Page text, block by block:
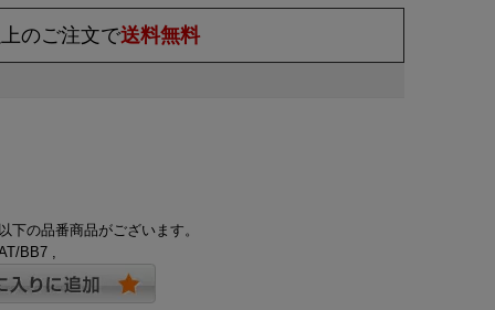
のご注文で送料無料
の品番商品がございます。
BB7 ,